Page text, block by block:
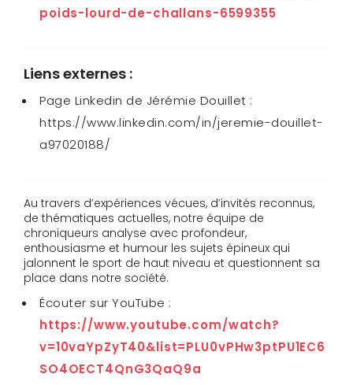
poids-lourd-de-challans-6599355
Liens externes :
Page Linkedin de Jérémie Douillet :
https://www.linkedin.com/in/jeremie-douillet-
a97020188/
Au travers d’expériences vécues, d’invités reconnus,
de thématiques actuelles, notre équipe de
chroniqueurs analyse avec profondeur,
enthousiasme et humour les sujets épineux qui
jalonnent le sport de haut niveau et questionnent sa
place dans notre société.
Écouter sur YouTube :
https://www.youtube.com/watch?
v=10vaYpZyT40&list=PLU0vPHw3ptPU1EC6
SO4OECT4QnG3QaQ9a